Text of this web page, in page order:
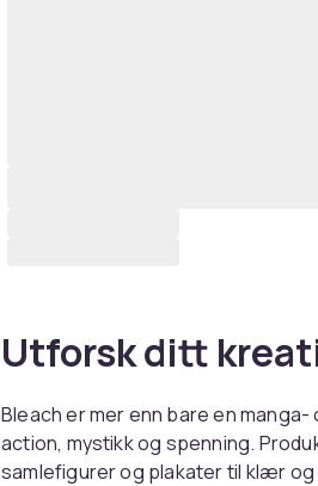
Utforsk ditt
Bleach er mer enn bare en
action, mystikk og spenning.
samlefigurer og plakater til klær